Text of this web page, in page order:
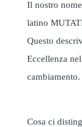
Il nostro
latino
Questo
Eccellenza
cambiamento.
Cosa ci